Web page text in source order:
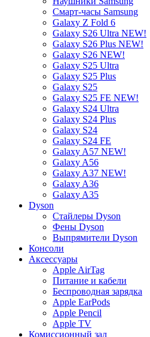
Смарт-часы Samsung
Galaxy Z Fold 6
Galaxy S26 Ultra NEW!
Galaxy S26 Plus NEW!
Galaxy S26 NEW!
Galaxy S25 Ultra
Galaxy S25 Plus
Galaxy S25
Galaxy S25 FE NEW!
Galaxy S24 Ultra
Galaxy S24 Plus
Galaxy S24
Galaxy S24 FE
Galaxy A57 NEW!
Galaxy A56
Galaxy A37 NEW!
Galaxy A36
Galaxy A35
Dyson
Стайлеры Dyson
Фены Dyson
Выпрямители Dyson
Консоли
Аксессуары
Apple AirTag
Питание и кабели
Беспроводная зарядка
Apple EarPods
Apple Pencil
Apple TV
Комиссионный зал